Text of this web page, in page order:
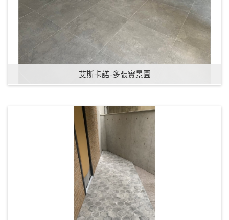
艾斯卡諾-多張實景圖